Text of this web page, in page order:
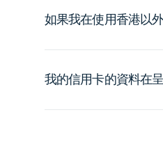
如果我在使用香港以
我的信用卡的資料在